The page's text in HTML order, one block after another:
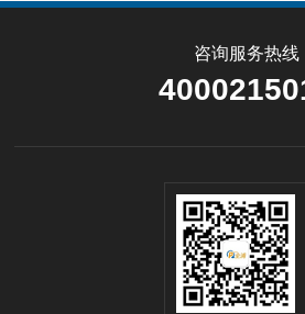
咨询服务热线